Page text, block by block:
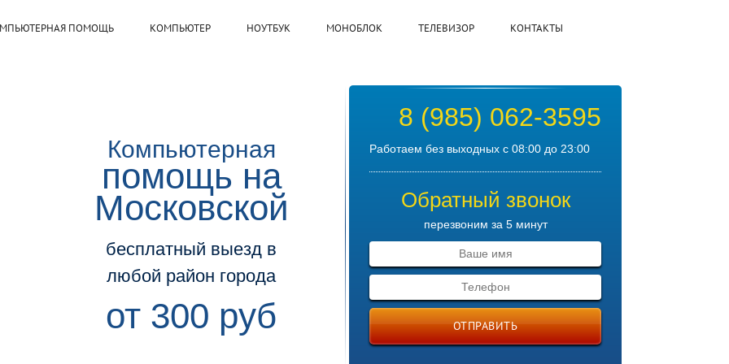
ПОМОЩЬ КОМПЬЮТЕР НОУТБУК МОНОБЛОК ТЕЛЕВИЗОР КОНТАКТЫ
8 (985) 062-3595
Работаем без выходных с 08:00 до 23:00
Обратный звонок
перезвоним за 5 минут
ОТПРАВИТЬ
Компьютерная
помощь на
Московской
бесплатный выезд в
любой район города
от 300 руб